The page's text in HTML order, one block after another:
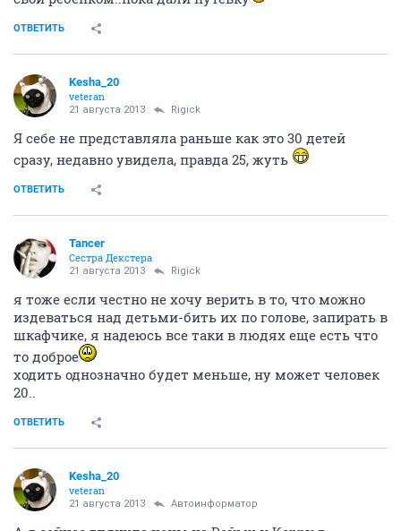
ОТВЕТИТЬ
Kesha_20
veteran
21 августа 2013 Rigick
Я себе не представляла раньше как это 30 детей
сразу, недавно увидела, правда 25, жуть
ОТВЕТИТЬ
Tancer
Сестра Декстера
21 августа 2013 Rigick
я тоже если честно не хочу верить в то, что можно
издеваться над детьми-бить их по голове, запирать в
шкафчике, я надеюсь все таки в людях еще есть что
то доброе
ходить однозначно будет меньше, ну может человек
20..
ОТВЕТИТЬ
Kesha_20
veteran
21 августа 2013 Автоинформатор